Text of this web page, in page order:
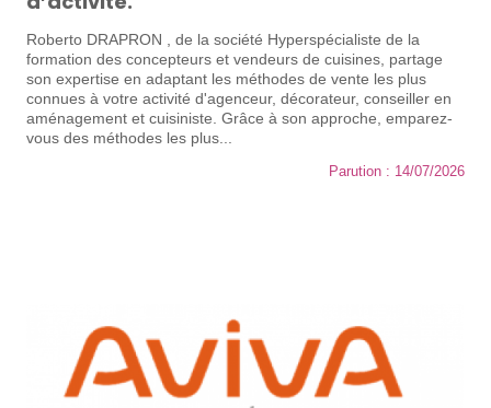
Roberto DRAPRON , de la société Hyperspécialiste de la
formation des concepteurs et vendeurs de cuisines, partage
son expertise en adaptant les méthodes de vente les plus
connues à votre activité d'agenceur, décorateur, conseiller en
aménagement et cuisiniste. Grâce à son approche, emparez-
vous des méthodes les plus...
Parution : 14/07/2026